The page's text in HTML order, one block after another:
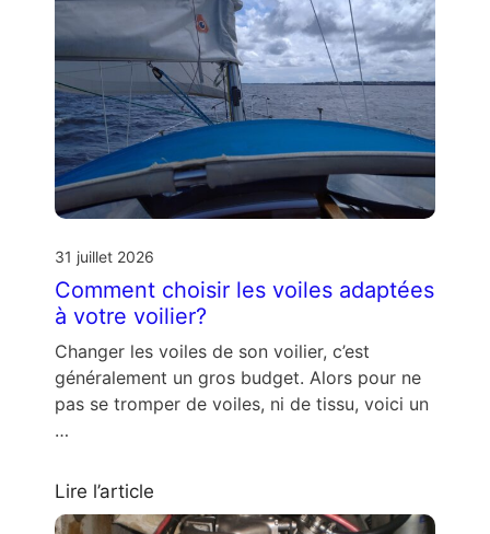
31 juillet 2026
Comment choisir les voiles adaptées
à votre voilier?
Changer les voiles de son voilier, c’est
généralement un gros budget. Alors pour ne
pas se tromper de voiles, ni de tissu, voici un
…
Lire l’article